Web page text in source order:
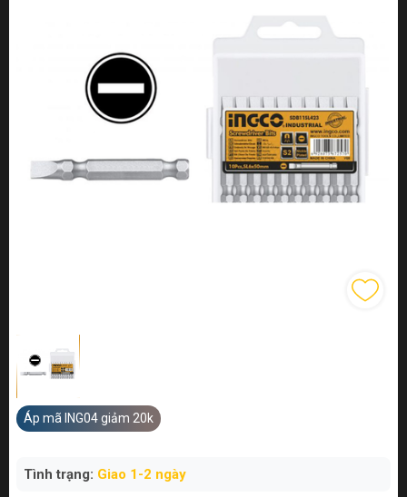
Áp mã ING04 giảm 20k
Tình trạng: Giao 1-2 ngày